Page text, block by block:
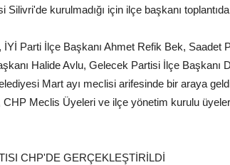
kurulmadığı için ilçe başkanı
Parti İlçe Başkanı Ahmet Refik Bek, Saadet
Halide Avlu, Gelecek Partisi İlçe Başkanı
Mart ayı meclisi arifesinde bir araya
CHP Meclis Üyeleri ve ilçe yönetim kurulu
CHP'DE GERÇEKLEŞTİRİLDİ